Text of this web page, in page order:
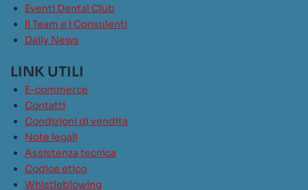
Eventi Dental Club
Il Team e i Consulenti
Daily News
LINK UTILI
E-commerce
Contatti
Condizioni di vendita
Note legali
Assistenza tecnica
Codice etico
Whistleblowing